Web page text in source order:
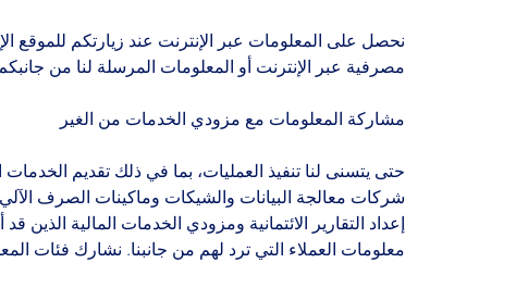
نحصل على المعلومات عبر الإنترنت عند زيارتكم للموقع
مصرفية عبر الإنترنت أو المعلومات المرسلة لنا من جانبكم
مشاركة المعلومات مع مزودي الخدمات من الغير
حتى يتسنى لنا تنفيذ العمليات، بما في ذلك تقديم
شركات معالجة البيانات والشيكات وماكينات الصرف
إعداد التقارير الائتمانية ومزودي الخدمات المالية
معلومات العملاء التي ترد لهم من جانبنا. نشارك فئات